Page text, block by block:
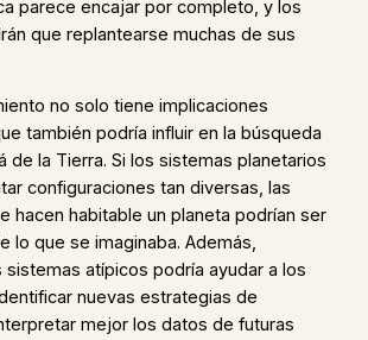
parece encajar por completo, y los
que replantearse muchas de sus
no solo tiene implicaciones
también podría influir en la búsqueda
de la Tierra. Si los sistemas planetarios
configuraciones tan diversas, las
hacen habitable un planeta podrían ser
lo que se imaginaba. Además,
atípicos podría ayudar a los
nuevas estrategias de
mejor los datos de futuras